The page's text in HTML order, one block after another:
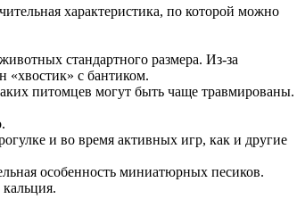
характеристика, по которой можно
стандартного размера. Из-за
«хвостик» с бантиком.
питомцев могут быть чаще травмированы.
и во время активных игр, как и другие
особенность миниатюрных песиков.